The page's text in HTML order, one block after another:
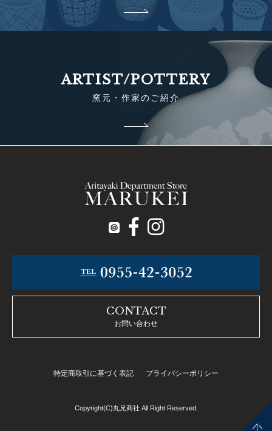
ARTIST/POTTERY
窯元・作家のご紹介
CONTACT
お問い合わせ
特定商取引に基づく表記 プライバシーポリシー
Copyright(C)丸兄商社 All Right Reserved.